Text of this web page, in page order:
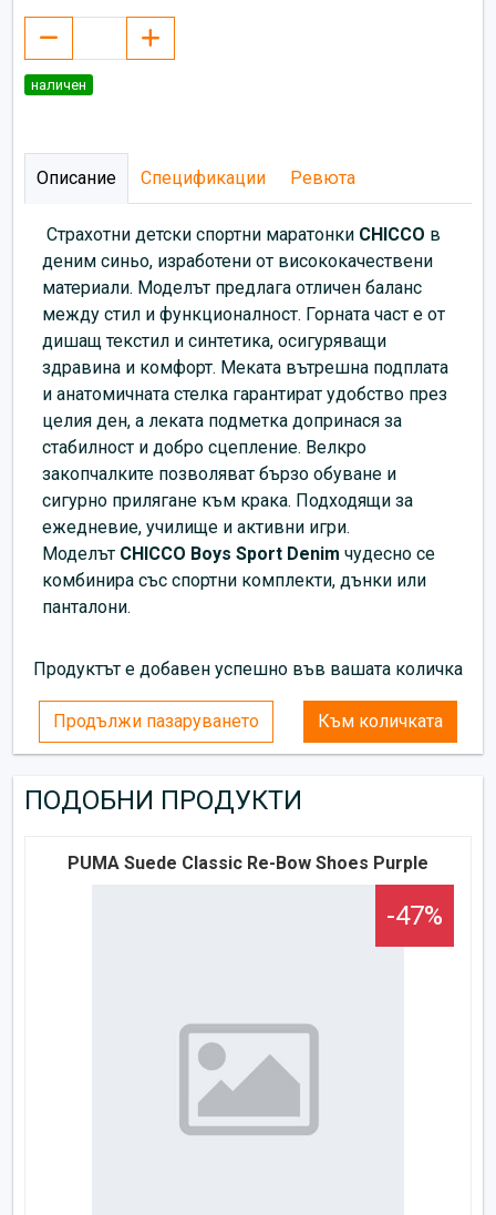
наличен
Описание Спецификации Ревюта
Страхотни детски спортни маратонки CHICCO в
деним синьо, изработени от висококачествени
материали. Моделът предлага отличен баланс
между стил и функционалност. Горната част е от
дишащ текстил и синтетика, осигуряващи
здравина и комфорт. Меката вътрешна подплата
и анатомичната стелка гарантират удобство през
целия ден, а леката подметка допринася за
стабилност и добро сцепление. Велкро
закопчалките позволяват бързо обуване и
сигурно прилягане към крака. Подходящи за
ежедневие, училище и активни игри.
Моделът CHICCO Boys Sport Denim чудесно се
комбинира със спортни комплекти, дънки или
панталони.
Продуктът е добавен успешно във вашата количка
Продължи пазаруването Към количката
ПОДОБНИ ПРОДУКТИ
PUMA Suede Classic Re-Bow Shoes Purple
-47%